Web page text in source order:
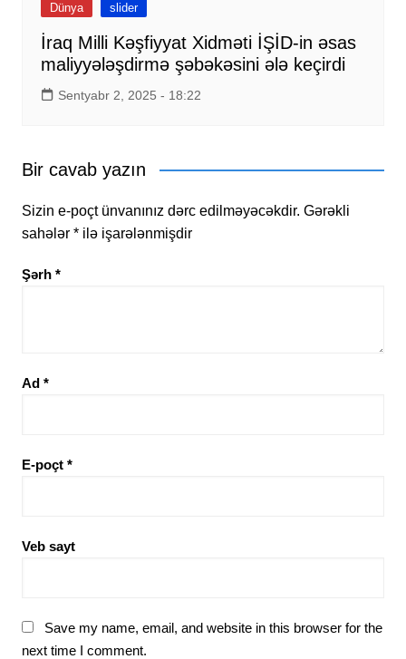
Dünya slider
İraq Milli Kəşfiyyat Xidməti İŞİD-in əsas
maliyyələşdirmə şəbəkəsini ələ keçirdi
Sentyabr 2, 2025 - 18:22
Bir cavab yazın
Sizin e-poçt ünvanınız dərc edilməyəcəkdir. Gərəkli
sahələr *ilə işarələnmişdir
Şərh *
Ad *
E-poçt *
Veb sayt
Save my name, email, and website in this browser for the
next time I comment.